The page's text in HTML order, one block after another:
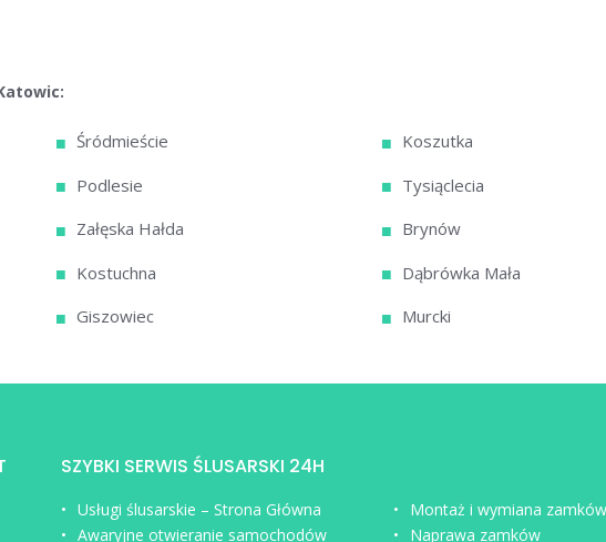
Śródmieście Koszutka
Podlesie Tysiąclecia
Załęska Hałda Brynów
Kostuchna Dąbrówka Mała
Giszowiec Murcki
SZYBKI SERWIS ŚLUSARSKI 24H
Usługi ślusarskie – Strona Główna
Awaryjne otwieranie samochodów
Montaż i wymiana zamków
Naprawa zamków